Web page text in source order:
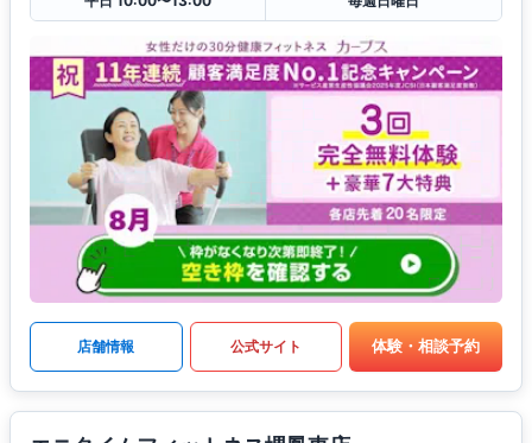
店舗情報 公式サイト 体験・相談予約